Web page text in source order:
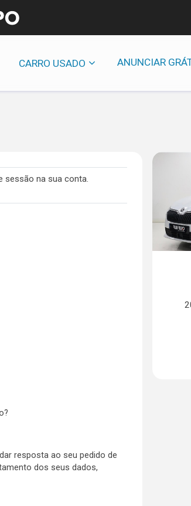
CARRO USADO ANUNCIAR
sessão na sua conta.
resposta ao seu pedido de
dos seus dados,